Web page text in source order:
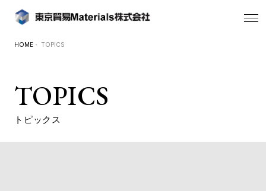
HOME・ TOPICS
TOPICS
トピックス